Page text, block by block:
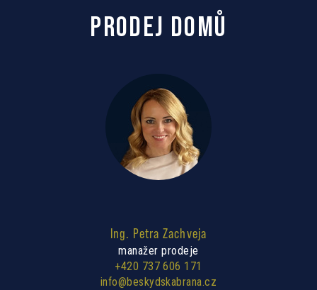
PRODEJ DOMŮ
Ing. Petra Zachveja
manažer prodeje
+420 737 606 171
info@beskydskabrana.cz